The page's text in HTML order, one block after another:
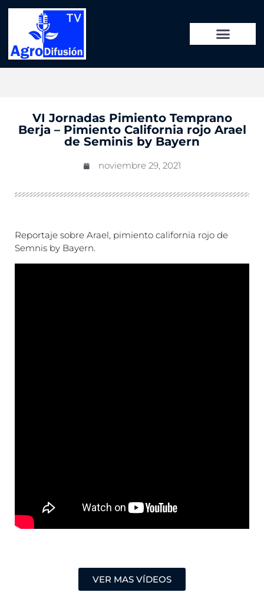
VI Jornadas Pimiento Temprano
Berja – Pimiento California rojo Arael
de Seminis by Bayern
noviembre 29, 2021
Reportaje sobre Arael, pimiento california rojo de
Semnis by Bayern.
VER MAS VÍDEOS